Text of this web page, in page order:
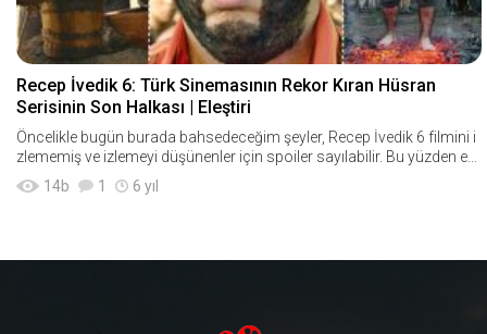
Recep İvedik 6: Türk Sinemasının Rekor Kıran Hüsran
Serisinin Son Halkası | Eleştiri
Öncelikle bugün burada bahsedeceğim şeyler, Recep İvedik 6 filmini i
zlememiş ve izlemeyi düşünenler için spoiler sayılabilir. Bu yüzden eğ
er Google&
14b 1 6 yıl